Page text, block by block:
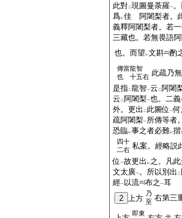
此對二現圖曼荼羅一
爲レ佳 阿闍梨者。
義釋阿闍梨者。若
三藏也。若無畏語
也。而望 レ文斟 酌
傳當龍智
也 十五右 此疏乃
是指二龍智一云 二 阿闍
云 二 阿闍梨一也。二
外。更出 二 此圖位 一
疏阿闍梨一所傳等者
恐臨レ事之者必難レ揩
四十
二右 私案。經略説
位 一故更出 レ之。凡
文太廣一。所以別出 二
經一 以流 布之 一耳
2 上方
乃
至 右第三
即東